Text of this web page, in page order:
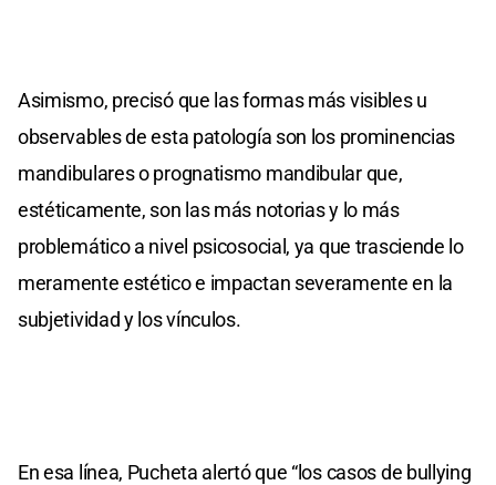
Asimismo, precisó que las formas más visibles u
observables de esta patología son los prominencias
mandibulares o prognatismo mandibular que,
estéticamente, son las más notorias y lo más
problemático a nivel psicosocial, ya que trasciende lo
meramente estético e impactan severamente en la
subjetividad y los vínculos.
En esa línea, Pucheta alertó que “los casos de bullying